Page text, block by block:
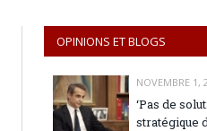
OPINIONS ET BLOGS
NOVEMBRE 1,
‘Pas de
stratégique